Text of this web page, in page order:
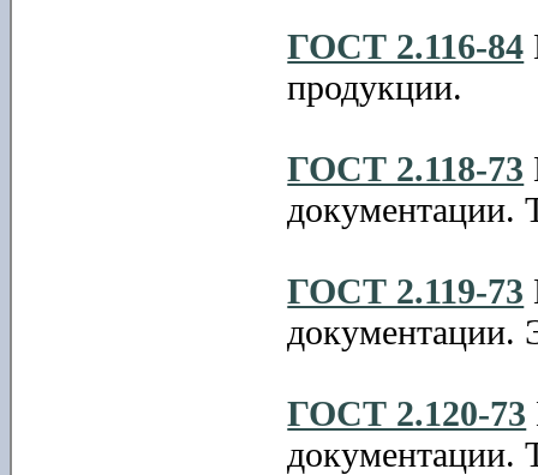
ГОСТ 2.116-84
продукции.
ГОСТ 2.118-73
документации.
ГОСТ 2.119-73
документации.
ГОСТ 2.120-73
документации.